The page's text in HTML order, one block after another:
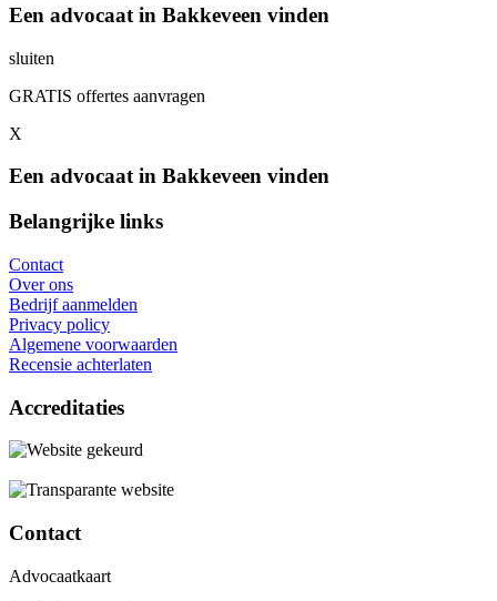
Een advocaat in Bakkeveen vinden
sluiten
GRATIS offertes aanvragen
X
Een advocaat in Bakkeveen vinden
Belangrijke links
Contact
Over ons
Bedrijf aanmelden
Privacy policy
Algemene voorwaarden
Recensie achterlaten
Accreditaties
Contact
Advocaatkaart